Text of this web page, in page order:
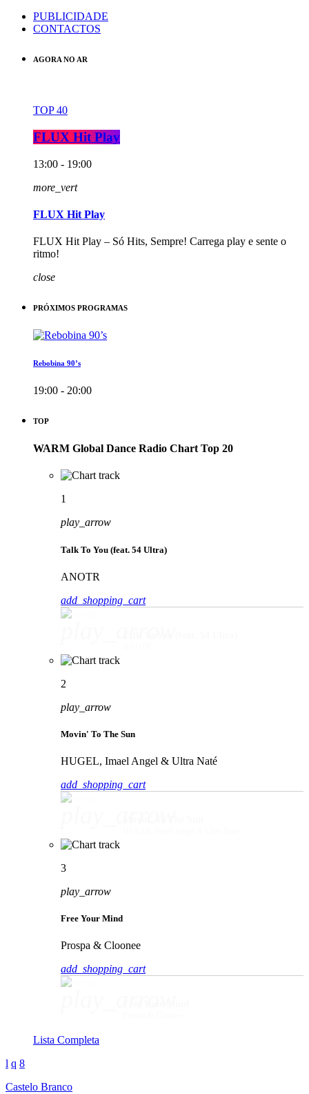
PUBLICIDADE
CONTACTOS
AGORA NO AR
TOP 40
FLUX Hit Play
13:00 - 19:00
more_vert
FLUX Hit Play
FLUX Hit Play – Só Hits, Sempre! Carrega play e sente o
ritmo!
close
PRÓXIMOS PROGRAMAS
Rebobina 90’s
19:00 - 20:00
TOP
WARM Global Dance Radio Chart Top 20
1
play_arrow
Talk To You (feat. 54 Ultra)
ANOTR
add_shopping_cart
2
play_arrow
Movin' To The Sun
HUGEL, Imael Angel & Ultra Naté
add_shopping_cart
3
play_arrow
Free Your Mind
Prospa & Cloonee
add_shopping_cart
Lista Completa
Castelo Branco